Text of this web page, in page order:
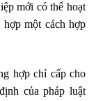
mới có thể hoạt
một cách hợp
hợp chỉ cấp cho
của pháp luật